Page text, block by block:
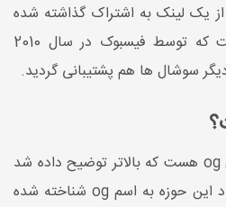
یک لینک به اشتراک گذاشته شده
در شبکه های اجتماعی است که توسط فیسبوک در سال 2010
سوشال ها هم پشتیبانی گردید.
open graph چیست: همان og هست که بالاتر توضیح داده شد
ولی در افکار عمومی بین افراد این حوزه به اسم og شناخته شده